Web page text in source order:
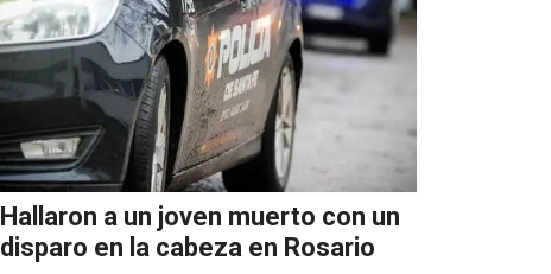
Hallaron a un joven muerto con un
disparo en la cabeza en Rosario